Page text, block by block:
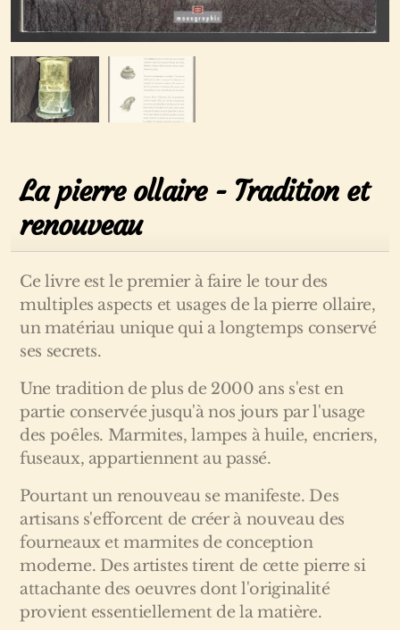
La pierre ollaire - Tradition et
renouveau
Ce livre est le premier à faire le tour des
multiples aspects et usages de la pierre ollaire,
un matériau unique qui a longtemps conservé
ses secrets.
Une tradition de plus de 2000 ans s'est en
partie conservée jusqu'à nos jours par l'usage
des poêles. Marmites, lampes à huile, encriers,
fuseaux, appartiennent au passé.
Pourtant un renouveau se manifeste. Des
artisans s'efforcent de créer à nouveau des
fourneaux et marmites de conception
moderne. Des artistes tirent de cette pierre si
attachante des oeuvres dont l'originalité
provient essentiellement de la matière.